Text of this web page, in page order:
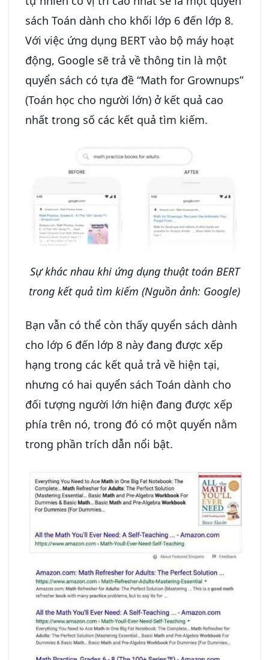
sách Toán dành cho khối lớp 6 đến lớp 8.
Với việc ứng dụng BERT vào bộ máy hoạt
động, Google sẽ trả về thông tin là một
quyển sách có tựa đề “Math for Grownups”
(Toán học cho người lớn) ở kết quả cao
nhất trong số các kết quả tìm kiếm.
Sự khác nhau khi ứng dụng thuật toán BERT
trong kết quả tìm kiếm (Nguồn ảnh: Google)
Bạn vẫn có thể còn thấy quyển sách dành
cho lớp 6 đến lớp 8 này đang được xếp
hạng trong các kết quả trả về hiện tại,
nhưng có hai quyển sách Toán dành cho
đối tượng người lớn hiện đang được xếp
phía trên nó, trong đó có một quyển nằm
trong phần trích dẫn nổi bật.